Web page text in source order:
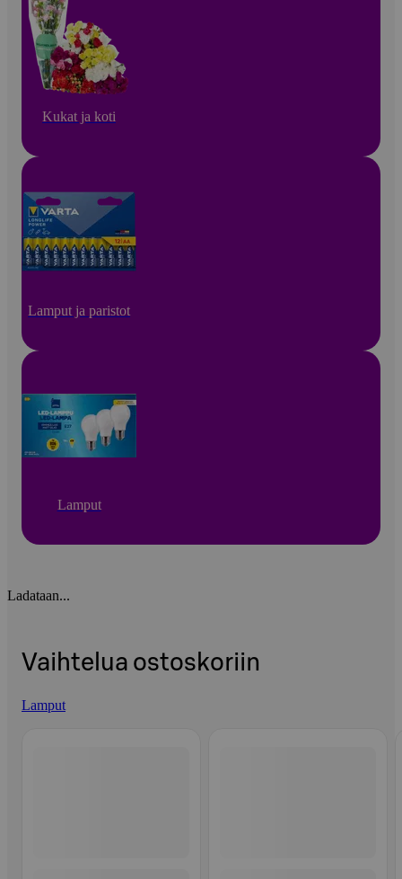
Kukat ja koti
Lamput ja paristot
Lamput
Ladataan...
Vaihtelua ostoskoriin
Lamput